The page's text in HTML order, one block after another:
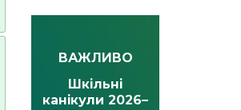
ВАЖЛИВО
Шкільні
канікули 2026–